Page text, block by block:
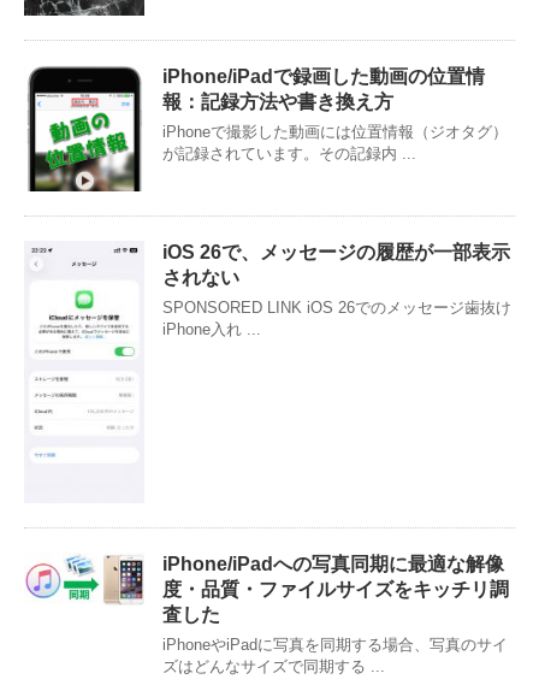
iPhone/iPadで録画した動画の位置情
報：記録方法や書き換え方
iPhoneで撮影した動画には位置情報（ジオタグ）
が記録されています。その記録内 ...
iOS 26で、メッセージの履歴が一部表示
されない
SPONSORED LINK iOS 26でのメッセージ歯抜け
iPhone入れ ...
iPhone/iPadへの写真同期に最適な解像
度・品質・ファイルサイズをキッチリ調
査した
iPhoneやiPadに写真を同期する場合、写真のサイ
ズはどんなサイズで同期する ...